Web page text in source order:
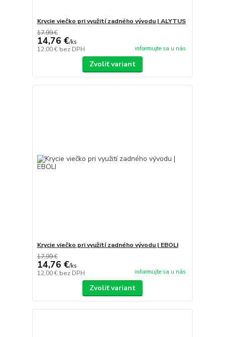
Krycie viečko pri využití zadného vývodu | ALYTUS
17,99 €
14,76 €/ks
12,00 € bez DPH informujte sa u nás
Zvoliť variant
Krycie viečko pri využití zadného vývodu | EBOLI
17,99 €
14,76 €/ks
12,00 € bez DPH informujte sa u nás
Zvoliť variant